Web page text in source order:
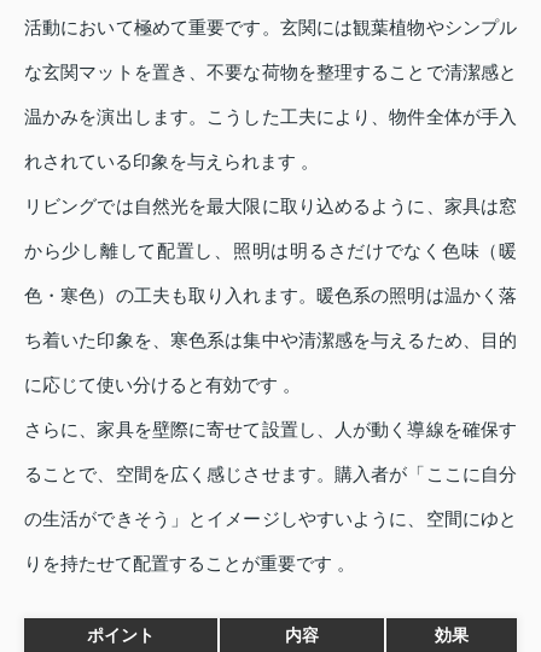
活動において極めて重要です。玄関には観葉植物やシンプル
な玄関マットを置き、不要な荷物を整理することで清潔感と
温かみを演出します。こうした工夫により、物件全体が手入
れされている印象を与えられます 。
リビングでは自然光を最大限に取り込めるように、家具は窓
から少し離して配置し、照明は明るさだけでなく色味（暖
色・寒色）の工夫も取り入れます。暖色系の照明は温かく落
ち着いた印象を、寒色系は集中や清潔感を与えるため、目的
に応じて使い分けると有効です 。
さらに、家具を壁際に寄せて設置し、人が動く導線を確保す
ることで、空間を広く感じさせます。購入者が「ここに自分
の生活ができそう」とイメージしやすいように、空間にゆと
りを持たせて配置することが重要です 。
ポイント 内容 効果